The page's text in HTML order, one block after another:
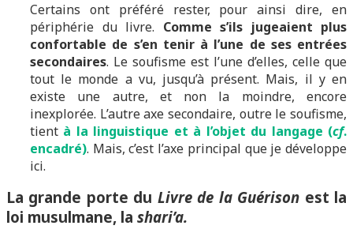
Certains ont préféré rester, pour ainsi dire, en
périphérie du livre. Comme s’ils jugeaient plus
confortable de s’en tenir à l’une de ses entrées
secondaires. Le soufisme est l’une d’elles, celle que
tout le monde a vu, jusqu’à présent. Mais, il y en
existe une autre, et non la moindre, encore
inexplorée. L’autre axe secondaire, outre le soufisme,
tient à la linguistique et à l’objet du langage (cf.
encadré). Mais, c’est l’axe principal que je développe
ici.
La grande porte du Livre de la Guérison est la
loi musulmane, la shari’a.